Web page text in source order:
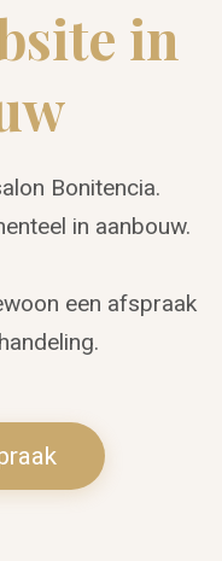
in
Bonitencia.
in aanbouw.
een afspraak